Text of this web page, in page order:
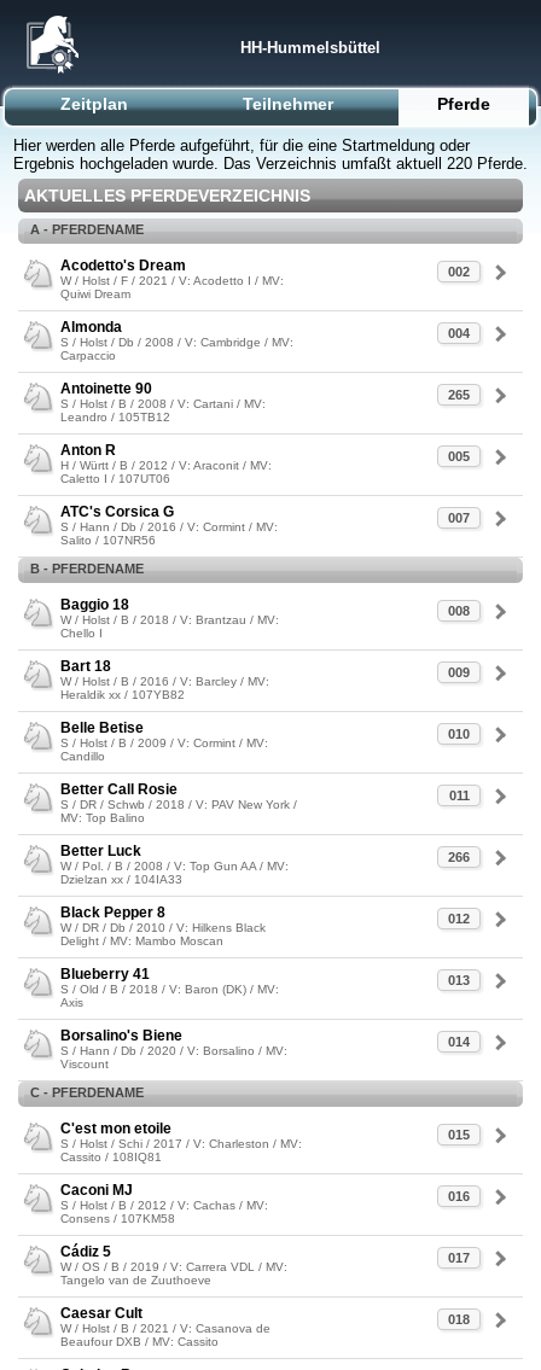
HH-Hummelsbüttel
Zeitplan Teilnehmer Pferde
Hier werden alle Pferde aufgeführt, für die eine Startmeldung oder
Ergebnis hochgeladen wurde. Das Verzeichnis umfaßt aktuell 220 Pferde.
AKTUELLES PFERDEVERZEICHNIS
A - PFERDENAME
002
Acodetto's Dream
W / Holst / F / 2021 / V: Acodetto I / MV:
Quiwi Dream
004
Almonda
S / Holst / Db / 2008 / V: Cambridge / MV:
Carpaccio
265
Antoinette 90
S / Holst / B / 2008 / V: Cartani / MV:
Leandro / 105TB12
005
Anton R
H / Württ / B / 2012 / V: Araconit / MV:
Caletto I / 107UT06
007
ATC's Corsica G
S / Hann / Db / 2016 / V: Cormint / MV:
Salito / 107NR56
B - PFERDENAME
008
Baggio 18
W / Holst / B / 2018 / V: Brantzau / MV:
Chello I
009
Bart 18
W / Holst / B / 2016 / V: Barcley / MV:
Heraldik xx / 107YB82
010
Belle Betise
S / Holst / B / 2009 / V: Cormint / MV:
Candillo
011
Better Call Rosie
S / DR / Schwb / 2018 / V: PAV New York /
MV: Top Balino
266
Better Luck
W / Pol. / B / 2008 / V: Top Gun AA / MV:
Dzielzan xx / 104IA33
012
Black Pepper 8
W / DR / Db / 2010 / V: Hilkens Black
Delight / MV: Mambo Moscan
013
Blueberry 41
S / Old / B / 2018 / V: Baron (DK) / MV:
Axis
014
Borsalino's Biene
S / Hann / Db / 2020 / V: Borsalino / MV:
Viscount
C - PFERDENAME
015
C'est mon etoile
S / Holst / Schi / 2017 / V: Charleston / MV:
Cassito / 108IQ81
016
Caconi MJ
S / Holst / B / 2012 / V: Cachas / MV:
Consens / 107KM58
017
Cádiz 5
W / OS / B / 2019 / V: Carrera VDL / MV:
Tangelo van de Zuuthoeve
018
Caesar Cult
W / Holst / B / 2021 / V: Casanova de
Beaufour DXB / MV: Cassito